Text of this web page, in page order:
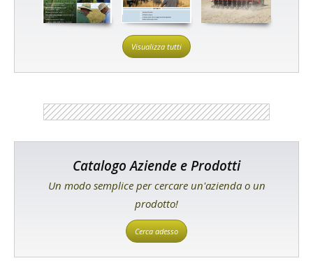
Visualizza tutti
Catalogo Aziende e Prodotti
Un modo semplice per cercare un'azienda o un
prodotto!
Cerca adesso